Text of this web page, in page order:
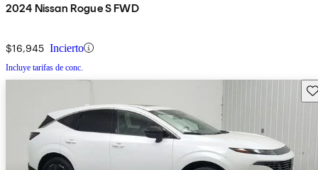
2024 Nissan Rogue S FWD
$16,945 Incierto
Incluye tarifas de conc.